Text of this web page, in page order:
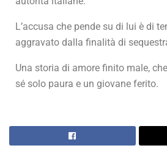
L’accusa che pende su di lui è di
aggravato dalla finalità di
Una storia di amore finito male,
sé solo paura e un giovane ferito.